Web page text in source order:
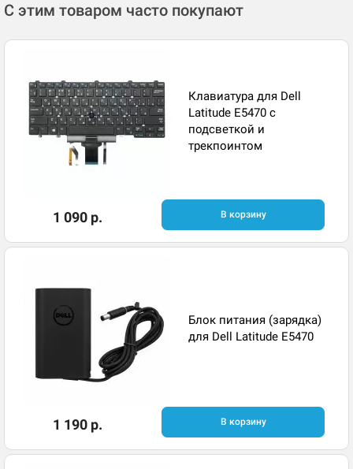
С этим товаром часто покупают
Клавиатура для Dell
Latitude E5470 с
подсветкой и
трекпоинтом
1 090 р. В корзину
Блок питания (зарядка)
для Dell Latitude E5470
1 190 р. В корзину